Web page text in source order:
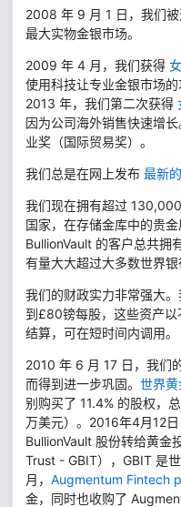
2008 年 9 月 1 日，我们被
最大实物金银市场。
2009 年 4 月，我们获得
使用科技让专业金银市场的
2013 年，我们第二次获得
因为公司海外销售快速增
业奖（国际贸易奖）。
我们总是在网上发布 最新
我们现在拥有超过 130,000
国家，在存储金库中的贵
BullionVault 的客户总共拥
有量大大超过大多数世界银
我们的财政实力非常强大
到£80镑每股，这些资产
结算，可在短时间内调用。
2010 年 6 月 17 日，我们
而得到进一步巩固。 世界
别购买了 11.4% 的股权，
万美元）。2016年4月12
BullionVault 股份转给黄金
Trust - GBIT），GBIT 是
月， Augmentum Fintech
金，同时也收购了